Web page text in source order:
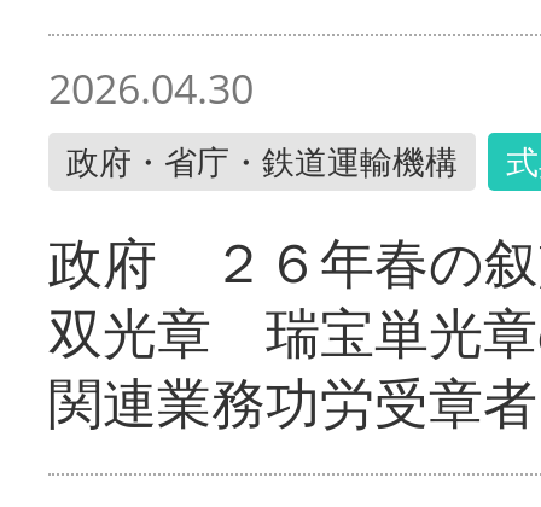
2026.04.30
政府・省庁・鉄道運輸機構
政府 ２６年春の
双光章 瑞宝単光
関連業務功労受章者